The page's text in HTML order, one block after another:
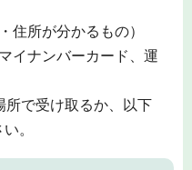
住所が分かるもの）
イナンバーカード、運
所で受け取るか、以下
。